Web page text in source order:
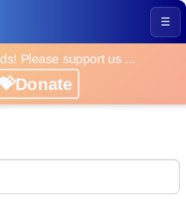
☰
Please support us ...